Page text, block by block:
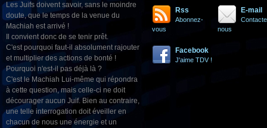
Les Juifs doivent savoir, sans le moindre
doute, que le temps de la venue du
Machiah est arrivé !
Il convient donc de se tenir prêt.
C'est pourquoi faut-il absolument rajouter
et multiplier des actions de bonté !
Pourquoi n'est-il pas déjà là ?
C'est le Machiah Lui-même qui répondra
à cette question, mais celle-ci ne doit
décourager aucun Juif. Bien au contraire,
une telle interrogation doit éveiller en
chacun de nous une énergie et un
Rss
Abonnez-
vous
E-mail
nous
Facebook
J'aime TDV !